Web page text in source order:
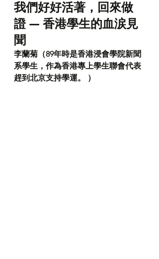
我們好好活著，回來做
證 — 香港學生的血涙見
聞
李蘭菊（89年時是香港浸會學院新聞
系學生，作為香港專上學生聯會代表
趕到北京支持學運。 ）